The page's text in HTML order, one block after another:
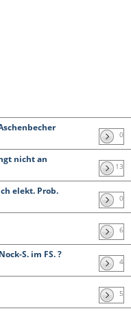
0
nicht an
13
elekt. Prob.
0
6
S. im FS. ?
4
5